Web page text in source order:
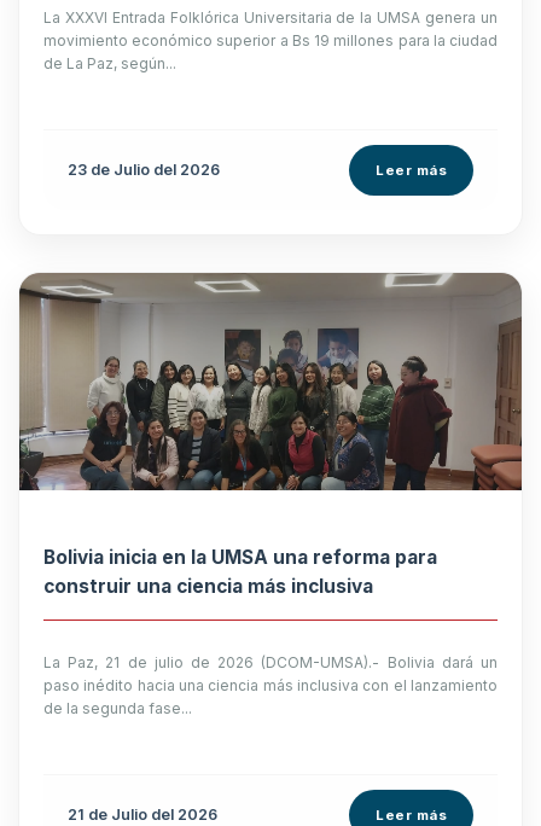
La XXXVI Entrada Folklórica Universitaria de la UMSA genera un
movimiento económico superior a Bs 19 millones para la ciudad
de La Paz, según...
23 de Julio del 2026 Leer más
Bolivia inicia en la UMSA una reforma para
construir una ciencia más inclusiva
La Paz, 21 de julio de 2026 (DCOM-UMSA).- Bolivia dará un
paso inédito hacia una ciencia más inclusiva con el lanzamiento
de la segunda fase...
21 de Julio del 2026 Leer más